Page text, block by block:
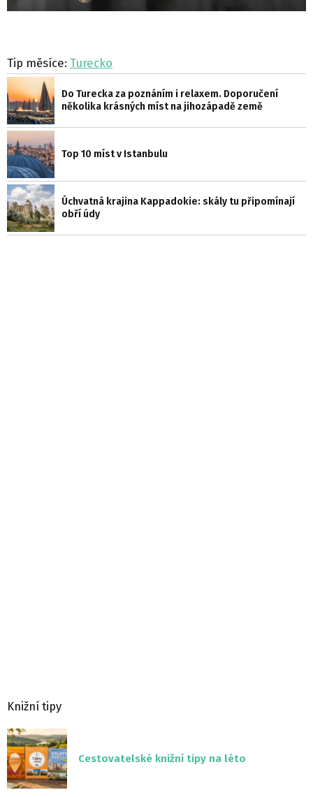
Tip měsíce: Turecko
Do Turecka za poznáním i relaxem. Doporučení
několika krásných míst na jihozápadě země
Top 10 míst v Istanbulu
Úchvatná krajina Kappadokie: skály tu připomínají
obří údy
Knižní tipy
Cestovatelské knižní tipy na léto